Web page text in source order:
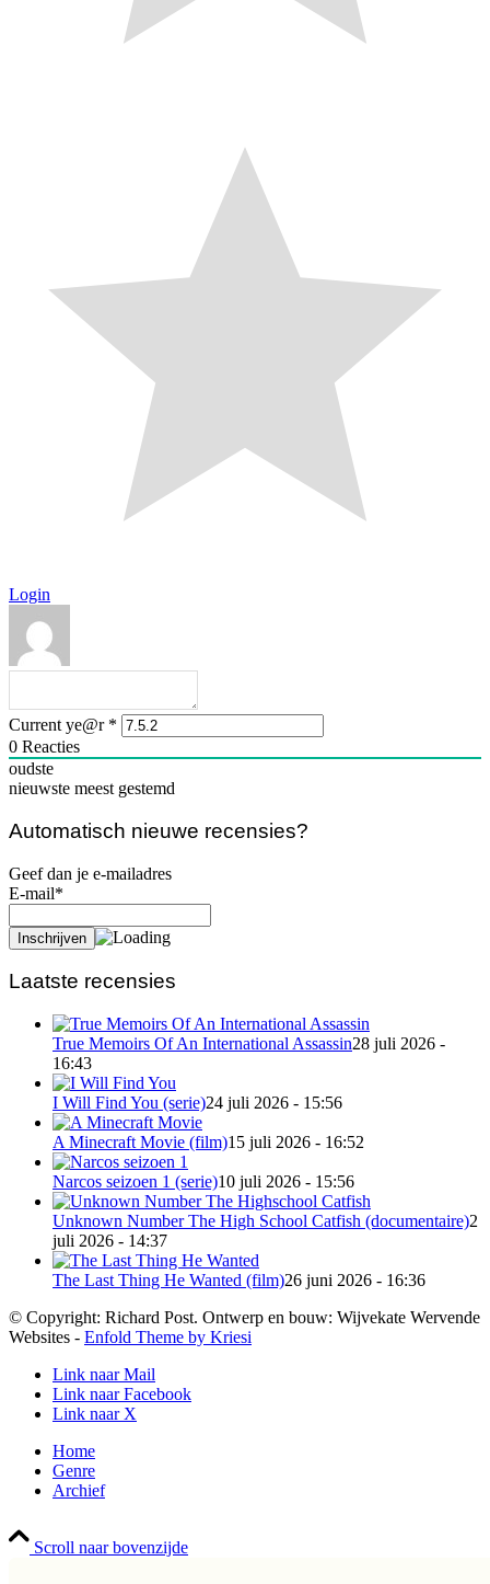
Login
Current ye@r *
0 Reacties
oudste
nieuwste meest gestemd
Automatisch nieuwe recensies?
Geef dan je e-mailadres
E-mail*
Laatste recensies
True Memoirs Of An International Assassin28 juli 2026 -
16:43
I Will Find You (serie)24 juli 2026 - 15:56
A Minecraft Movie (film)15 juli 2026 - 16:52
Narcos seizoen 1 (serie)10 juli 2026 - 15:56
Unknown Number The High School Catfish (documentaire)2
juli 2026 - 14:37
The Last Thing He Wanted (film)26 juni 2026 - 16:36
© Copyright: Richard Post. Ontwerp en bouw: Wijvekate Wervende
Websites - Enfold Theme by Kriesi
Link naar Mail
Link naar Facebook
Link naar X
Home
Genre
Archief
Scroll naar bovenzijde